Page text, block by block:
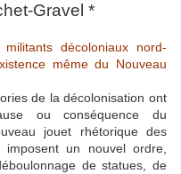
Gravel *
décoloniaux nord-
même du Nouveau
de la décolonisation ont
ou conséquence du
jouet rhétorique des
imposent un nouvel ordre,
de statues, de